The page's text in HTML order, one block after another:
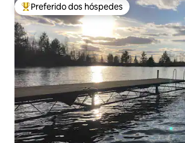
Entre os melhores preferidos dos hóspedes
Preferido dos hóspedes